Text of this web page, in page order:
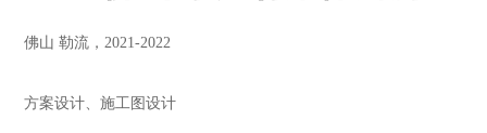
佛山 勒流，2021-2022
方案设计、施工图设计